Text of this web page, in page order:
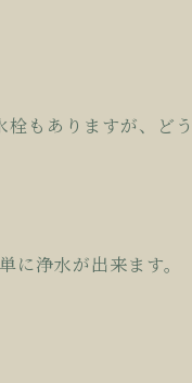
もありますが、ど
に浄水が出来ます。